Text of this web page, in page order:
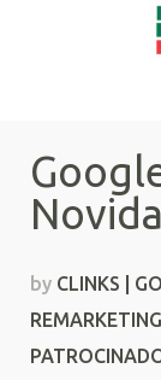
by CLINKS |
REMARKETING